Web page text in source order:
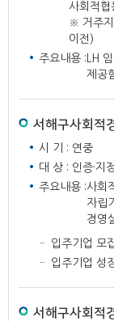
사회적협
※ 거주지
이전)
주요내용 : LH
제공
서해구사회적
시 기 : 연중
대 상 : 인증·지
주요내용 :사회
자립
경영
입주기업 모
입주기업 성
서해구사회적